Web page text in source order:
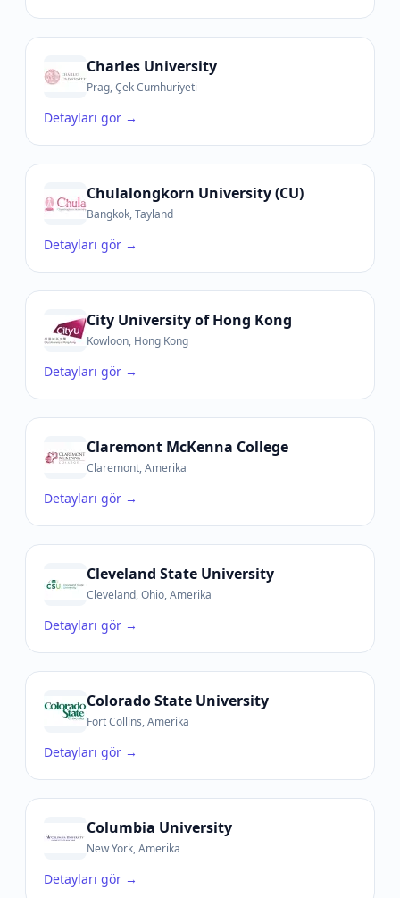
Charles University
Prag, Çek Cumhuriyeti
Detayları gör →
Chulalongkorn University (CU)
Bangkok, Tayland
Detayları gör →
City University of Hong Kong
Kowloon, Hong Kong
Detayları gör →
Claremont McKenna College
Claremont, Amerika
Detayları gör →
Cleveland State University
Cleveland, Ohio, Amerika
Detayları gör →
Colorado State University
Fort Collins, Amerika
Detayları gör →
Columbia University
New York, Amerika
Detayları gör →